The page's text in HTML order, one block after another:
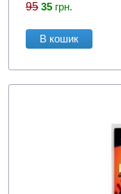
95 35 грн.
В кошик